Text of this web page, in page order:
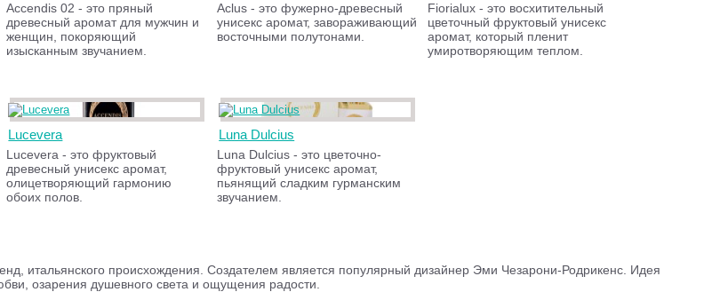
Accendis 02 - это пряный
древесный аромат для мужчин и
женщин, покоряющий
изысканным звучанием.
Aclus - это фужерно-древесный
унисекс аромат, завораживающий
восточными полутонами.
Fiorialux - это восхитительный
цветочный фруктовый унисекс
аромат, который пленит
умиротворяющим теплом.
Lucevera
Lucevera - это фруктовый
древесный унисекс аромат,
олицетворяющий гармонию
обоих полов.
Luna Dulcius
Luna Dulcius - это цветочно-
фруктовый унисекс аромат,
пьянящий сладким гурманским
звучанием.
итальянского происхождения. Создателем является популярный дизайнер Эми Чезарони-Родрикенс. Идея
озарения душевного света и ощущения радости.